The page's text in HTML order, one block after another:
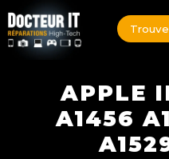
APPLE
A1456